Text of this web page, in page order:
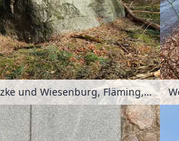
Blauer Stein zwischen Görzke und Wiesenburg, Fläming, Brandenburg, Deutschland